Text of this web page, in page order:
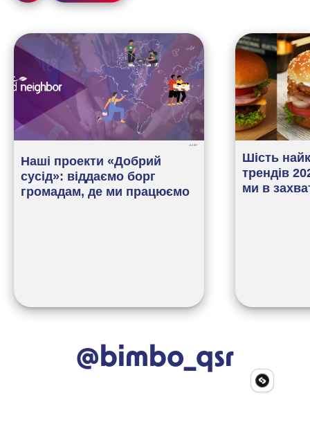
Jul 30
Наші проекти «Добрий
сусід»: віддаємо борг
громадам, де ми працюємо
Шість
трендів
ми в
@bimbo_qsr